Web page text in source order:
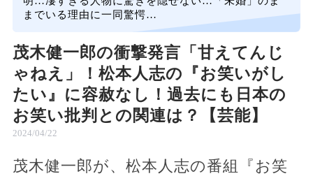
までいる理由に一同驚愕…
茂木健一郎の衝撃発言「甘えてんじ
ゃねえ」！松本人志の『お笑いがし
たい』に容赦なし！過去にも日本の
お笑い批判との関連は？【芸能】
2024/04/22
茂木健一郎が、松本人志の番組『お笑